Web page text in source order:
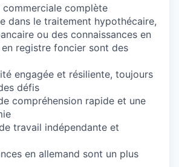
commerciale complète
dans le traitement hypothécaire,
ou des connaissances en
registre foncier sont des
engagée et résiliente, toujours
défis
compréhension rapide et une
travail indépendante et
en allemand sont un plus